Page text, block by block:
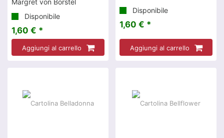
Margret von Borstel
Disponibile
1,60 € *
Aggiungi al carrello
Disponibile
1,60 € *
Aggiungi al carrello